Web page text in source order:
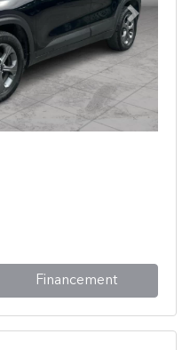
Next
Financement